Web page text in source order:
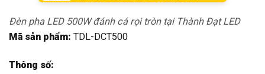
Đèn pha LED 500W đánh cá rọi tròn tại Thành Đạt LED
Mã sản phẩm: TDL-DCT500
Thông số: